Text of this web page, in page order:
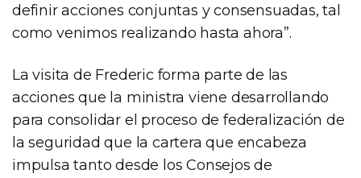
definir acciones conjuntas y consensuadas, tal
como venimos realizando hasta ahora”.
La visita de Frederic forma parte de las
acciones que la ministra viene desarrollando
para consolidar el proceso de federalización de
la seguridad que la cartera que encabeza
impulsa tanto desde los Consejos de